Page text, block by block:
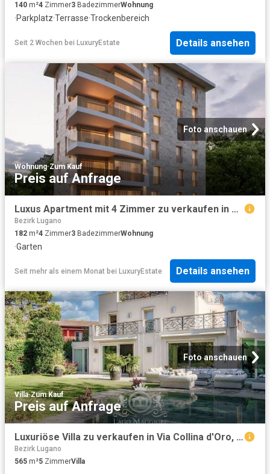
140 m²4 Zimmer3 BadezimmerWohnung
·Parkplatz·Terrasse·Trockenbereich
Seit 2 Wochen bei LuxuryEstate Details ansehen
Foto anschauen
Wohnung·Zum Kauf
Preis auf Anfrage
Luxus Apartment mit 4 Zimmer zu verkaufen in Lugano Centro, Schweiz
Bezirk Lugano
182 m²4 Zimmer3 BadezimmerWohnung
·Garten
Seit mehr als einem Monat bei LuxuryEstate Details ansehen
Foto anschauen
Villa·Zum Kauf
Preis auf Anfrage
Luxuriöse Villa zu verkaufen in Via Collina d'Oro, 11, Lugano, Kanton Tessin
Bezirk Lugano
565 m²5 ZimmerVilla